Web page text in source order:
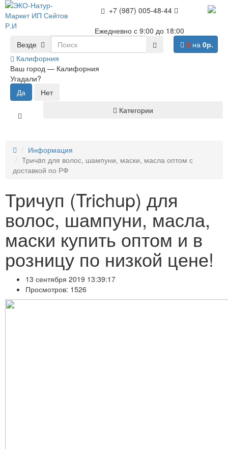
+7 (987) 005-48-44
Ежедневно с 9:00 до 18:00
Везде
Калифорния
Ваш город — Калифорния
Угадали?
0 на 0р.
Категории
Информация
Тричaп для волос, шампуни, маски, масла оптом с
доставкой по РФ
Тричуп (Trichup) для
волос, шампуни, масла,
маски купить оптом и в
розницу по низкой цене!
13 сентября 2019 13:39:17
Просмотров: 1526